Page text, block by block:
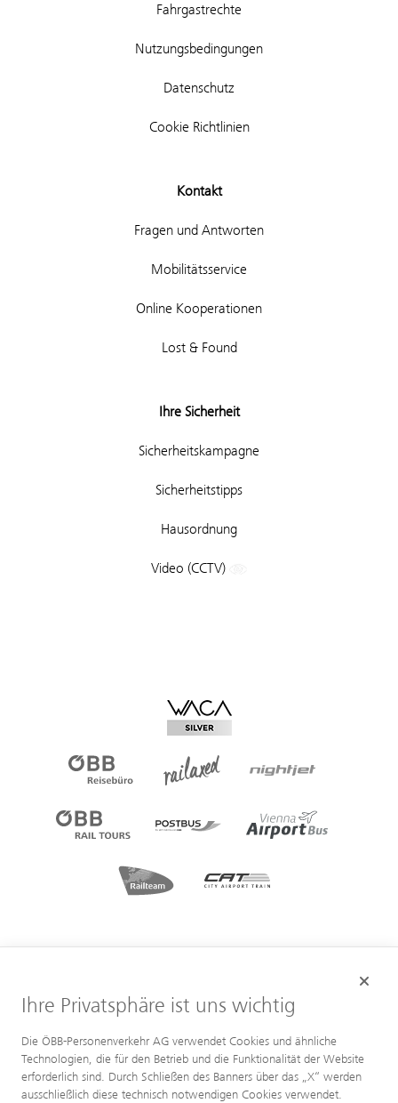
Ihre Privatsphäre ist uns wichtig
Die ÖBB-Personenverkehr AG verwendet Cookies und ähnliche
Technologien, die für den Betrieb und die Funktionalität der Website
erforderlich sind. Durch Schließen des Banners über das „X“ werden
ausschließlich diese technisch notwendigen Cookies verwendet.
Fahrgastrechte
Nutzungsbedingungen
Datenschutz
Cookie Richtlinien
Kontakt
Fragen und Antworten
Mobilitätsservice
Online Kooperationen
Lost & Found
Ihre Sicherheit
Sicherheitskampagne
Sicherheitstipps
Hausordnung
Video (CCTV)